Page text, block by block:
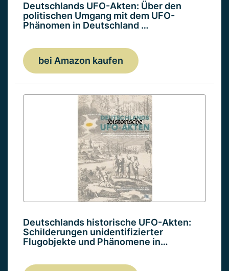
Deutschlands UFO-Akten: Über den
politischen Umgang mit dem UFO-
Phänomen in Deutschland …
bei Amazon kaufen
Deutschlands historische UFO-Akten:
Schilderungen unidentifizierter
Flugobjekte und Phänomene in…